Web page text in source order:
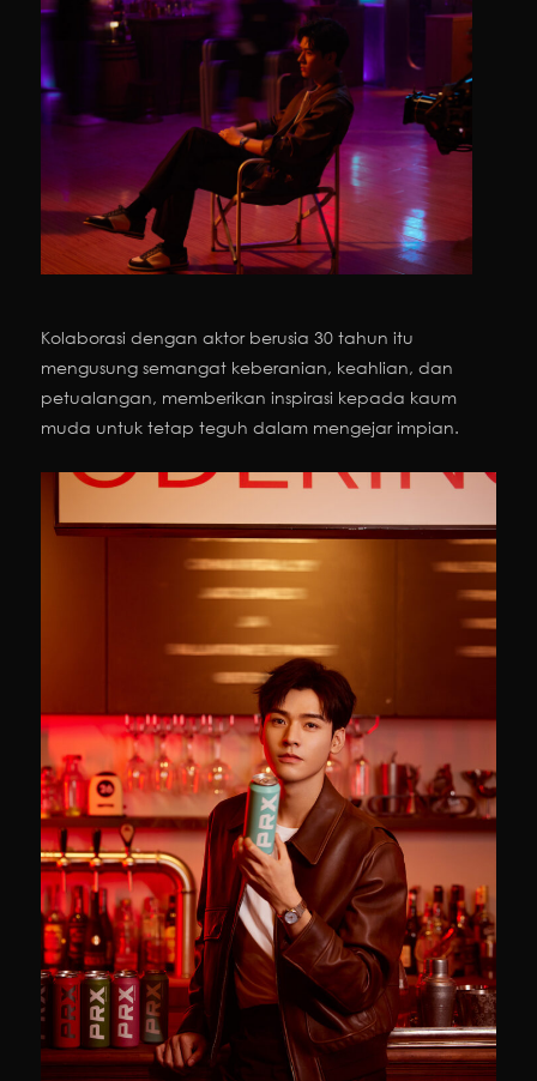
Kolaborasi dengan aktor berusia 30 tahun itu
mengusung semangat keberanian, keahlian, dan
petualangan, memberikan inspirasi kepada kaum
muda untuk tetap teguh dalam mengejar impian.